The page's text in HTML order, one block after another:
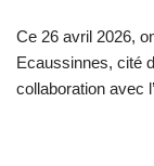
Ce 26 avril 2026,
Ecaussinnes, cité
collaboration avec